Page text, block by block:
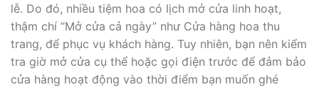
lễ. Do đó, nhiều tiệm hoa có lịch mở cửa linh hoạt,
thậm chí “Mở cửa cả ngày” như Cửa hàng hoa thu
trang, để phục vụ khách hàng. Tuy nhiên, bạn nên kiểm
tra giờ mở cửa cụ thể hoặc gọi điện trước để đảm bảo
cửa hàng hoạt động vào thời điểm bạn muốn ghé